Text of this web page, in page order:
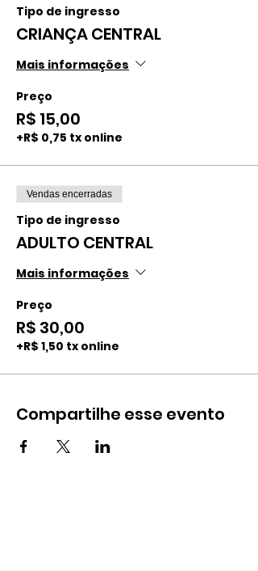
Tipo de ingresso
CRIANÇA CENTRAL
Mais informações
Preço
R$ 15,00
+R$ 0,75 tx online
Vendas encerradas
Tipo de ingresso
ADULTO CENTRAL
Mais informações
Preço
R$ 30,00
+R$ 1,50 tx online
Compartilhe esse evento